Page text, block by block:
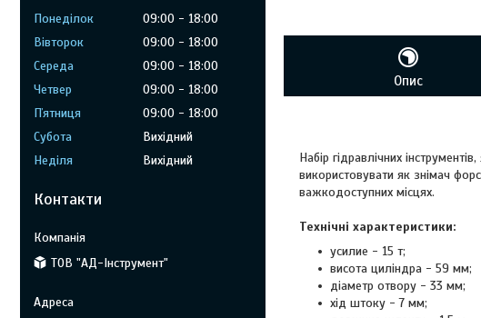
Опис
Набір гідравлічних
використовувати як знімач
важкодоступних місцях.
Технічні характеристики:
усилие - 15 т;
висота циліндра - 59 мм;
діаметр отвору - 33 мм;
хід штоку - 7 мм;
Понеділок 09:00
18:00
Вівторок
09:00
18:00
Середа
09:00
18:00
Четвер
09:00
18:00
Пʼятниця
09:00
18:00
Субота
Вихідний
Неділя
Вихідний
Контакти
ТОВ "АД-Інструмент"